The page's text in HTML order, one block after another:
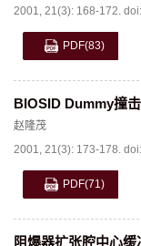
2001, 21(3): 168-172. doi:
PDF(83)
BIOSID Dummy撞
赵隆茂
2001, 21(3): 173-178. doi:
PDF(71)
阻爆器扩张腔中心